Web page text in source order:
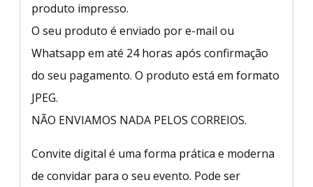
produto impresso.
O seu produto é enviado por e-mail ou
Whatsapp em até 24 horas após confirmação
do seu pagamento. O produto está em formato
JPEG.
NÃO ENVIAMOS NADA PELOS CORREIOS.
Convite digital é uma forma prática e moderna
de convidar para o seu evento. Pode ser